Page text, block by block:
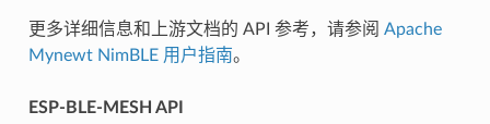
更多详细信息和上游文档的 API 参考，请参阅 Apache
Mynewt NimBLE 用户指南。
ESP-BLE-MESH API